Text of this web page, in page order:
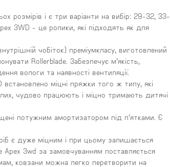
розмірів і є три варіанти на вибір: 29-32, 33-
3WD - це ролики, які підходять як для
чобіток) преміумкласу, виготовлений
Rollerblade. Забезпечує м’якість,
вологи та наявності вентиляції.
міцні пряжки того ж типу, які
чудово працюють і міцно тримають дитячі
потужним амортизатором під п’ятками. Є
є дуже міцним і при цьому залишається
3wd за замовчуванням поставляється
ковзани можна легко перетворити на